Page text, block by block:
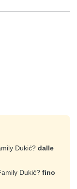
Dukić? dalle
Dukić? fino